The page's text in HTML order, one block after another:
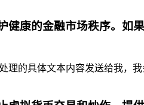
康的金融市场秩序。如
的具体文本内容发送给我，